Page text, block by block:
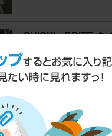
QUICK'n BRITE ク
レガシィツーリングワゴン
egu352さん
スバル(純正) RELAY